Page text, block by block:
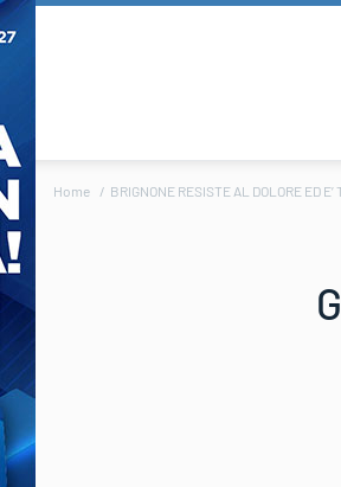
Home BRIGNONE RESISTE AL DOLORE ED